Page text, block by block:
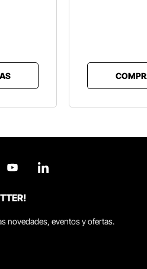
novedades, eventos y ofertas.